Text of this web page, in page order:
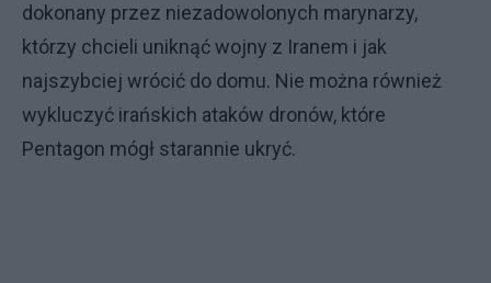
dokonany przez niezadowolonych marynarzy,
którzy chcieli uniknąć wojny z Iranem i jak
najszybciej wrócić do domu. Nie można również
wykluczyć irańskich ataków dronów, które
Pentagon mógł starannie ukryć.